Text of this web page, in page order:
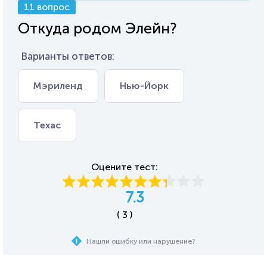
11 вопрос
Откуда родом Элейн?
Варианты ответов:
Мэриленд Нью-Йорк
Техас
Оцените тест:
7.3
( 3 )
Нашли ошибку или нарушение?